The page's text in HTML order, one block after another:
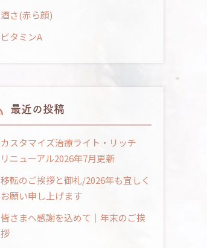
酒さ(赤ら顔)
ビタミンA
最近の投稿
カスタマイズ治療ライト・リッチ
リニューアル2026年7月更新
移転のご挨拶と御礼/2026年も宜しく
お願い申し上げます
皆さまへ感謝を込めて｜年末のご挨
拶